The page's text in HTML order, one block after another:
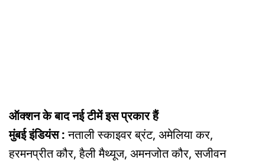
ऑक्शन के बाद नई टीमें इस प्रकार हैं
मुंबई इंडियंस :नताली स्काइवर ब्रंट, अमेलिया कर,
हरमनप्रीत कौर, हैली मैथ्यूज, अमनजोत कौर, सजीवन